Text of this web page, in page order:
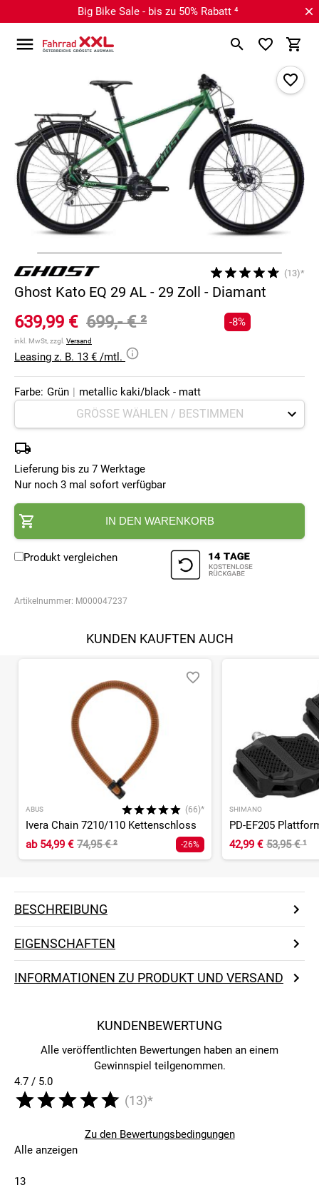
Big Bike Sale - bis zu 50% Rabatt ⁴
(13)*
Ghost Kato EQ 29 AL - 29 Zoll - Diamant
639,99 € 699,- €²
inkl. MwSt, zzgl. Versand
-8%
Leasing z. B. 13 € /mtl.
Farbe: Grün | metallic kaki/black - matt
Lieferung bis zu 7 Werktage
Nur noch 3 mal sofort verfügbar
IN DEN WARENKORB
Produkt vergleichen
Artikelnummer: M000047237
KUNDEN KAUFTEN AUCH
ABUS (66)*
Ivera Chain 7210/110 Kettenschloss
ab54,99 € 74,95 €² -26%
SHIMANO
PD-EF205
42,99 € 53,95 €¹
BESCHREIBUNG
EIGENSCHAFTEN
INFORMATIONEN ZU PRODUKT UND VERSAND
KUNDENBEWERTUNG
Alle veröffentlichten Bewertungen haben an einem
Gewinnspiel teilgenommen.
4.7 / 5.0
(13)*
Zu den Bewertungsbedingungen
Alle anzeigen
13